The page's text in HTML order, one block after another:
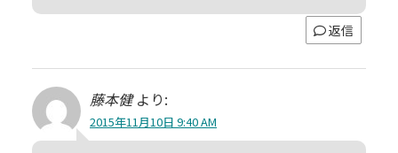
返信
藤本健 より:
2015年11月10日 9:40 AM